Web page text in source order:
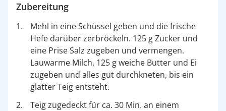
Zubereitung
Mehl in eine Schüssel geben und die frische
Hefe darüber zerbröckeln. 125 g Zucker und
eine Prise Salz zugeben und vermengen.
Lauwarme Milch, 125 g weiche Butter und Ei
zugeben und alles gut durchkneten, bis ein
glatter Teig entsteht.
Teig zugedeckt für ca. 30 Min. an einem